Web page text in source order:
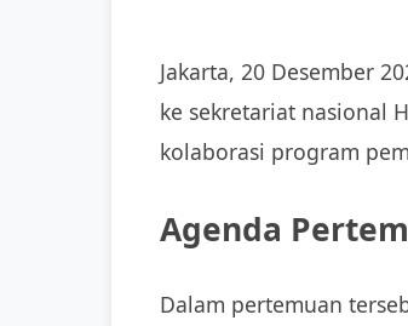
Jakarta, 20 Desember
ke sekretariat nasional
kolaborasi program
Agenda
Dalam pertemuan